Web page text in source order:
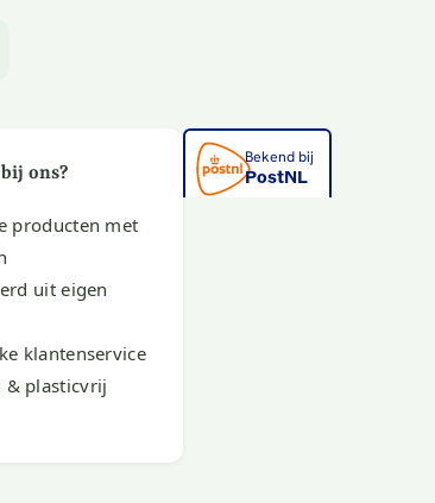
ons?
producten met
uit eigen
klantenservice
& plasticvrij